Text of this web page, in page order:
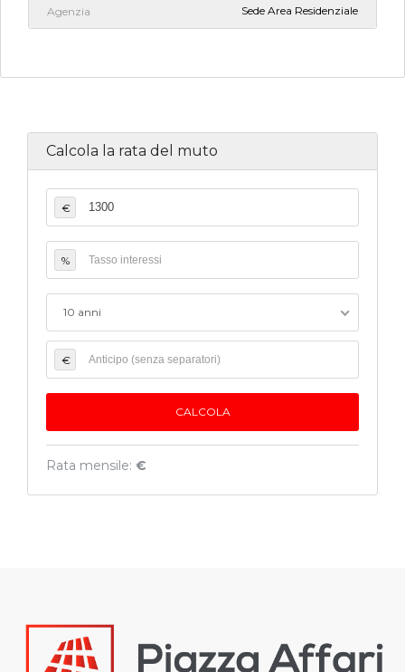
Agenzia Sede Area Residenziale
Calcola la rata del muto
€
%
10 anni
€
Rata mensile: €